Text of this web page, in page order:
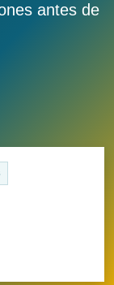
antes de